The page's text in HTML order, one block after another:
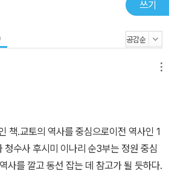
쓰기
책.교토의 역사를 중심으로이전 역사인 1
청수사 후시미 이나리 순3부는 정원 중심
사를 깔고 동선 잡는 데 참고가 될 듯하다.